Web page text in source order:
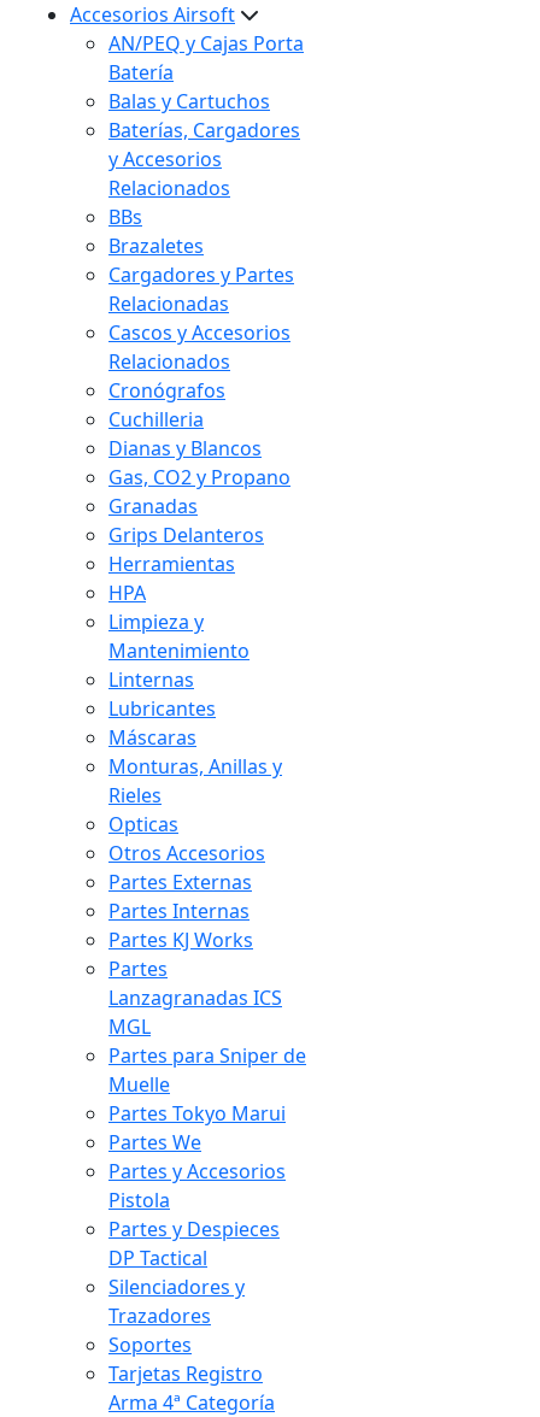
Accesorios Airsoft
AN/PEQ y Cajas Porta
Batería
Balas y Cartuchos
Baterías, Cargadores
y Accesorios
Relacionados
BBs
Brazaletes
Cargadores y Partes
Relacionadas
Cascos y Accesorios
Relacionados
Cronógrafos
Cuchilleria
Dianas y Blancos
Gas, CO2 y Propano
Granadas
Grips Delanteros
Herramientas
HPA
Limpieza y
Mantenimiento
Linternas
Lubricantes
Máscaras
Monturas, Anillas y
Rieles
Opticas
Otros Accesorios
Partes Externas
Partes Internas
Partes KJ Works
Partes
Lanzagranadas ICS
MGL
Partes para Sniper de
Muelle
Partes Tokyo Marui
Partes We
Partes y Accesorios
Pistola
Partes y Despieces
DP Tactical
Silenciadores y
Trazadores
Soportes
Tarjetas Registro
Arma 4ª Categoría